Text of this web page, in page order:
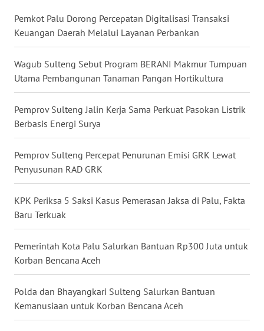
Pemkot Palu Dorong Percepatan Digitalisasi Transaksi
Keuangan Daerah Melalui Layanan Perbankan
Wagub Sulteng Sebut Program BERANI Makmur Tumpuan
Utama Pembangunan Tanaman Pangan Hortikultura
Pemprov Sulteng Jalin Kerja Sama Perkuat Pasokan Listrik
Berbasis Energi Surya
Pemprov Sulteng Percepat Penurunan Emisi GRK Lewat
Penyusunan RAD GRK
KPK Periksa 5 Saksi Kasus Pemerasan Jaksa di Palu, Fakta
Baru Terkuak
Pemerintah Kota Palu Salurkan Bantuan Rp300 Juta untuk
Korban Bencana Aceh
Polda dan Bhayangkari Sulteng Salurkan Bantuan
Kemanusiaan untuk Korban Bencana Aceh
WN
NTT
WN
KEPRI
WN
PAPUA
PAPUA
BARAT
WN
RIAU
WN
SERAMBI
WN
JAMBI